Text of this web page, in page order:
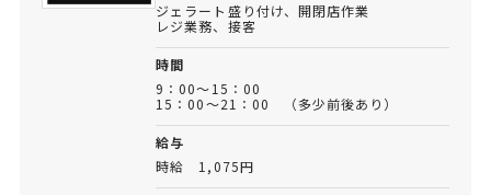
ジェラート盛り付け、開閉店作業
レジ業務、接客
時間
9：00～15：00
15：00～21：00 （多少前後あり）
給与
時給 1,075円